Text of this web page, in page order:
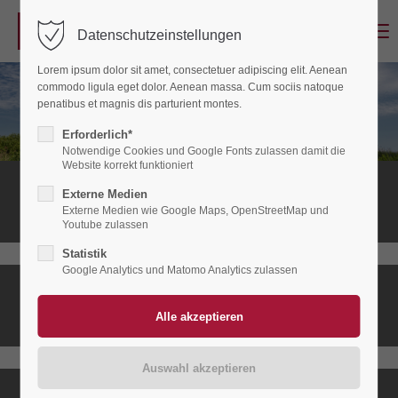
Login
Benutzername
Passwort
Anmelden
Register|Lost your password?
Support
Lorem ipsum dolor sit amet:
Stationäres
Hospiz
Ambulanter
Datenschutzeinstellungen
Lorem ipsum dolor sit amet, consectetuer adipiscing elit. Aenean
commodo ligula eget dolor. Aenean massa. Cum sociis natoque
penatibus et magnis dis parturient montes.
Erforderlich*
Notwendige Cookies und Google Fonts zulassen damit die
Website korrekt funktioniert
Externe Medien
Externe Medien wie Google Maps, OpenStreetMap und
Youtube zulassen
Statistik
Google Analytics und Matomo Analytics zulassen